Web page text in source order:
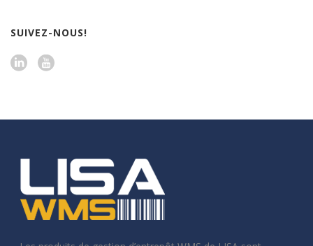
SUIVEZ-NOUS!